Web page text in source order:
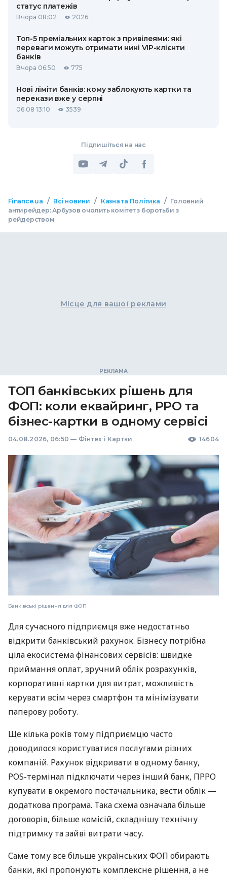
статус платежів
Вчора 08:02 2026
Топ-5 преміальних карток з привілеями: які
переваги можуть отримати нині VIP-клієнти
банків
Вчора 06:50 775
Нові ліміти банків: кому заблокують картки та
перекази вже у серпні
06.08 13:10 3539
Підпишіться на нас
Finance.ua / Всі новини / Казна та Політика / Головний
антирейдер: Арбузов очолить комітет з боротьби з
рейдерством
Місце для вашої реклами
ТОП банківських рішень для
ФОП: коли еквайринг, РРО та
бізнес-картки в одному сервісі
04.08.2026, 06:50 — Фінтех і Картки 14604
Банківські рішення для ФОП
Для сучасного підприємця вже недостатньо
відкрити банківський рахунок. Бізнесу потрібна
ціла екосистема фінансових сервісів: швидке
приймання оплат, зручний облік розрахунків,
корпоративні картки для витрат, можливість
керувати всім через смартфон та мінімізувати
паперову роботу.
Ще кілька років тому підприємцю часто
доводилося користуватися послугами різних
компаній. Рахунок відкривати в одному банку,
POS-термінал підключати через інший банк, ПРРО
купувати в окремого постачальника, вести облік —
додаткова програма. Така схема означала більше
договорів, більше комісій, складнішу технічну
підтримку та зайві витрати часу.
Саме тому все більше українських ФОП обирають
банки, які пропонують комплексне рішення, а не